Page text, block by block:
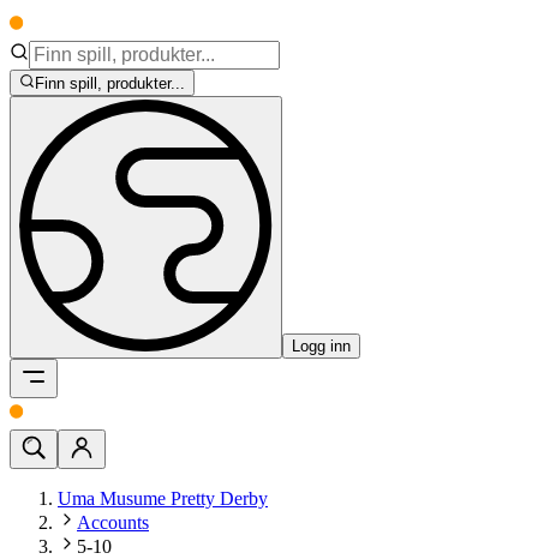
Finn spill, produkter...
Logg inn
Uma Musume Pretty Derby
Accounts
5-10